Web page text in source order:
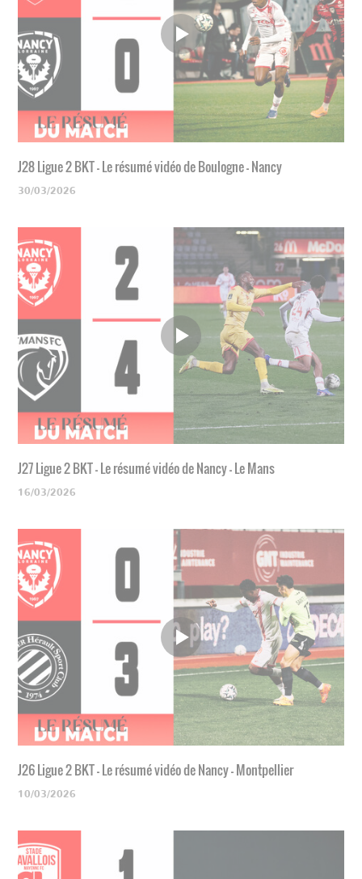
J28 Ligue 2 BKT - Le résumé vidéo de Boulogne - Nancy
30/03/2026
J27 Ligue 2 BKT - Le résumé vidéo de Nancy - Le Mans
16/03/2026
J26 Ligue 2 BKT - Le résumé vidéo de Nancy - Montpellier
10/03/2026